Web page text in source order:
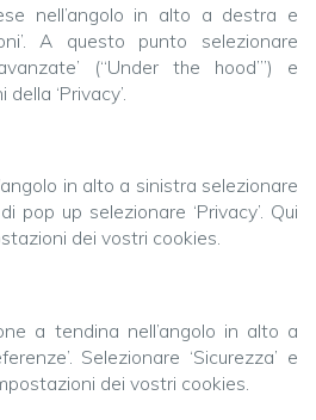
nell’angolo in alto a destra e
A questo punto selezionare
(“Under the hood’”) e
‘Privacy’.
in alto a sinistra selezionare
pop up selezionare ‘Privacy’. Qui
dei vostri cookies.
a tendina nell’angolo in alto a
Selezionare ‘Sicurezza’ e
dei vostri cookies.